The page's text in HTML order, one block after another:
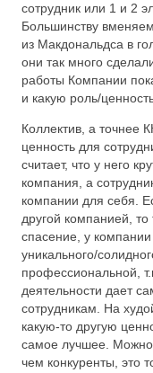
сотрудник или 1 и 2
Большинству
из Макдональдса в
они так много
работы Компании
и какую роль/
Коллектив, а
ценность для
считает, что у него
компания, а
компании для себя.
другой компанией, то
спасение, у
уникального/
профессиональной,
деятельности дает
сотрудникам. На
какую-то другую
самое лучшее. Можно
чем конкуренты, это